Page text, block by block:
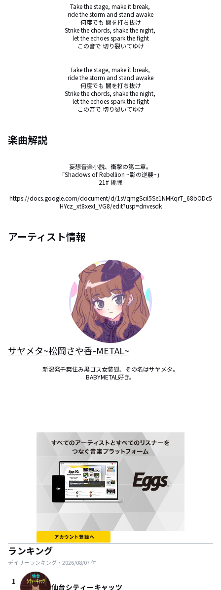
Take the stage, make it break,
ride the storm and stand awake
何度でも 闇を打ち抜け
Strike the chords, shake the night,
let the echoes spark the fight
この音で 切り裂いてゆけ
Take the stage, make it break,
ride the storm and stand awake
何度でも 闇を打ち抜け
Strike the chords, shake the night,
let the echoes spark the fight
この音で 切り裂いてゆけ
楽曲解説
妄想音楽小説、衝撃の第二章。
「Shadows of Rebellion ~影の逆襲~」
21# 挑戦
https://docs.google.com/document/d/1sVqmgScil5Se1NMKqrT_68bODc5
HYcz_xt8xexI_VG8/edit?usp=drivesdk
アーティスト情報
サヤメタ~松岡さや香-METAL~
新潟発千葉住み黒ゴス女装狐、その名はサヤメタ。
BABYMETAL好き。
ランキング
デイリーランキング・ 2026/08/07付
1
仙台シティーキャッツ